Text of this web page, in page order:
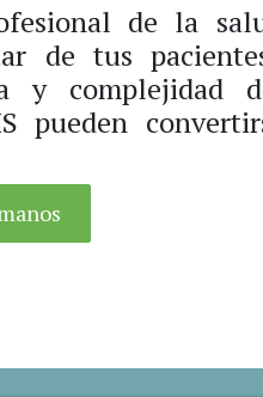
de la
de tus
y complejidad
pueden